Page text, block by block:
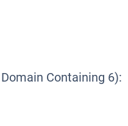
Containing 6):